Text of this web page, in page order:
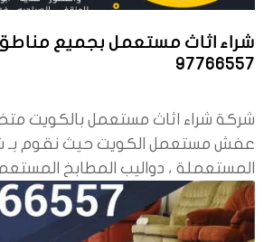
شراء اثاث مستعمل بجميع
97766557
شركة شراء اثاث مستعمل بالكويت
عفش مستعمل الكويت حيث نقوم بـ
المستعملة ، دواليب المطابخ